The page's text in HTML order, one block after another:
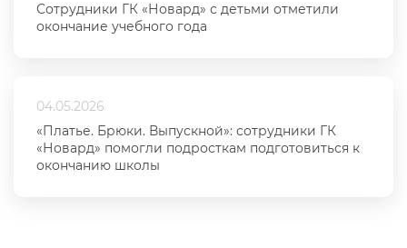
Сотрудники ГК «Новард» с детьми отметили
окончание учебного года
04.05.2026
«Платье. Брюки. Выпускной»: сотрудники ГК
«Новард» помогли подросткам подготовиться к
окончанию школы